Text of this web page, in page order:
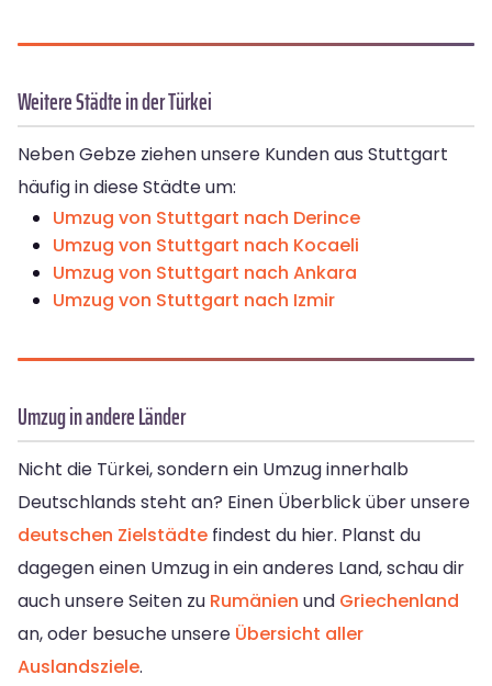
Weitere Städte in der Türkei
Neben Gebze ziehen unsere Kunden aus Stuttgart
häufig in diese Städte um:
Umzug von Stuttgart nach Derince
Umzug von Stuttgart nach Kocaeli
Umzug von Stuttgart nach Ankara
Umzug von Stuttgart nach Izmir
Umzug in andere Länder
Nicht die Türkei, sondern ein Umzug innerhalb
Deutschlands steht an? Einen Überblick über unsere
deutschen Zielstädte findest du hier. Planst du
dagegen einen Umzug in ein anderes Land, schau dir
auch unsere Seiten zu Rumänien und Griechenland
an, oder besuche unsere Übersicht aller
Auslandsziele.